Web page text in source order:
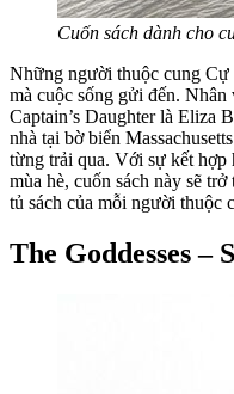
Cuốn sách dành cho
Những người thuộc cung
mà cuộc sống gửi đến.
Captain’s Daughter là Eliza
nhà tại bờ biển
từng trải qua. Với sự kết hợp
mùa hè, cuốn sách này sẽ
tủ sách của mỗi người thuộc
The Goddesses –